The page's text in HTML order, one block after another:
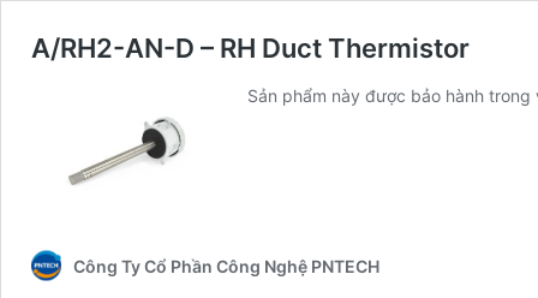
A/RH2-AN-D – RH Duct Thermistor
Sản phẩm này được bảo hành
Công Ty Cổ Phần Công Nghệ PNTECH